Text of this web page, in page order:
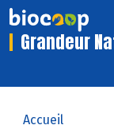
Grandeur
Accueil